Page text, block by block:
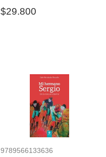
Precio
$29.800
9789566133636